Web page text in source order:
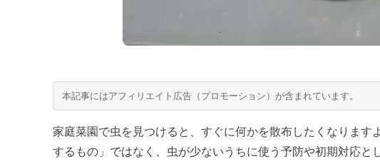
本記事にはアフィリエイト広告（プロモーション）が含まれています。
家庭菜園で虫を見つけると、すぐに何かを散布したくなりま
するもの」ではなく、虫が少ないうちに使う予防や初期対応と